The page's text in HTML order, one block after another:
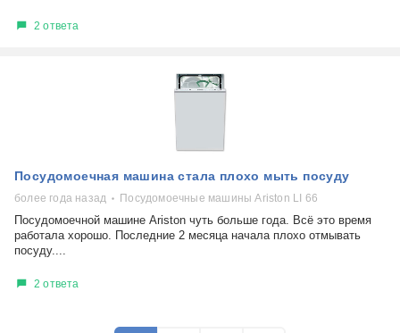
2 ответа
Посудомоечная машина стала плохо мыть посуду
более года назад Посудомоечные машины Ariston LI 66
Посудомоечной машине Ariston чуть больше года. Всё это время
работала хорошо. Последние 2 месяца начала плохо отмывать
посуду....
2 ответа